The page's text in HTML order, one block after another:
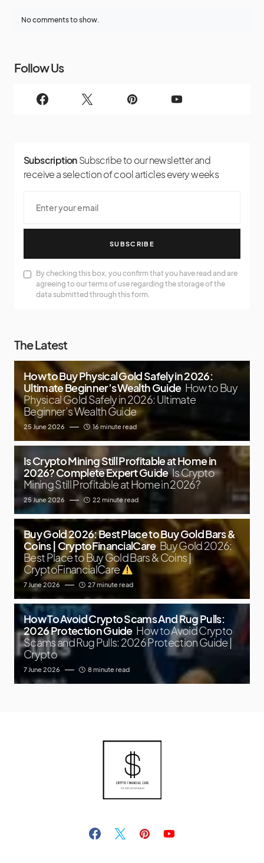
No comments to show.
Follow Us
Subscription Subscribe to our newsletter and
receive a selection of cool articles every weeks
SUBSCRIBE
By checking this box, you confirm that you have read and are
agreeing to our terms of use regarding the storage of the
data submitted through this form.
The Latest
How to Buy Physical Gold Safely in 2026:
Ultimate Beginner’s Wealth Guide How to Buy
Physical Gold Safely in 2026: Ultimate
Beginner’s Wealth Guide
25 June 2026 16 minute read
Is Crypto Mining Still Profitable at Home in
2026? Complete Expert Guide Is Crypto
Mining Still Profitable at Home in 2026?
25 June 2026 22 minute read
Buy Gold 2026: Best Place to Buy Gold Bars &
Coins | CryptoFinancialCare Buy Gold 2026:
Best Place to Buy Gold Bars & Coins |
CryptoFinancialCare
7 June 2026 27 minute read
How To Avoid Crypto Scams And Rug Pulls:
2026 Protection Guide How to Avoid Crypto
Scams and Rug Pulls: 2026 Protection Guide |
Crypto
7 June 2026 8 minute read